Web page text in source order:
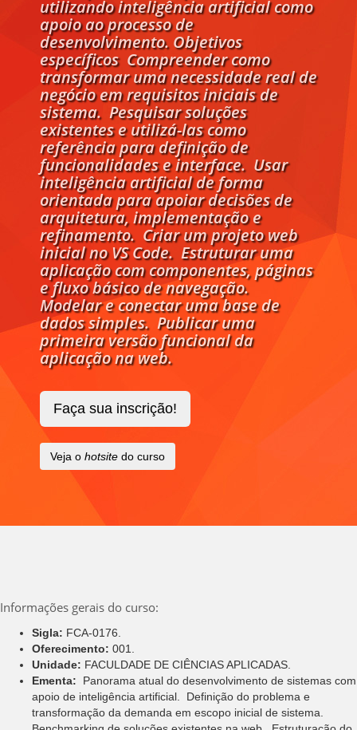
utilizando inteligência artificial como
apoio ao processo de
desenvolvimento. Objetivos
específicos  Compreender como
transformar uma necessidade real de
negócio em requisitos iniciais de
sistema.  Pesquisar soluções
existentes e utilizá-las como
referência para definição de
funcionalidades e interface.  Usar
inteligência artificial de forma
orientada para apoiar decisões de
arquitetura, implementação e
refinamento.  Criar um projeto web
inicial no VS Code.  Estruturar uma
aplicação com componentes, páginas
e fluxo básico de navegação. 
Modelar e conectar uma base de
dados simples.  Publicar uma
primeira versão funcional da
aplicação na web.
Faça sua inscrição!
Veja o hotsite do curso
Informações gerais do curso:
Sigla: FCA-0176.
Oferecimento: 001.
Unidade: FACULDADE DE CIÊNCIAS APLICADAS.
Ementa:
 Panorama atual do desenvolvimento de sistemas com
apoio de inteligência artificial.  Definição do problema e
transformação da demanda em escopo inicial de sistema. 